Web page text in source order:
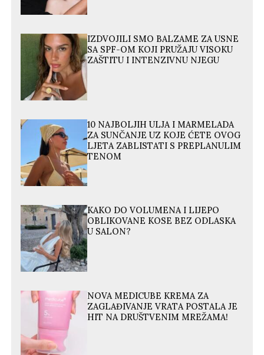
IZDVOJILI SMO BALZAME ZA USNE
SA SPF-OM KOJI PRUŽAJU VISOKU
ZAŠTITU I INTENZIVNU NJEGU
10 NAJBOLJIH ULJA I MARMELADA
ZA SUNČANJE UZ KOJE ĆETE OVOG
LJETA ZABLISTATI S PREPLANULIM
TENOM
KAKO DO VOLUMENA I LIJEPO
OBLIKOVANE KOSE BEZ ODLASKA
U SALON?
NOVA MEDICUBE KREMA ZA
ZAGLAĐIVANJE VRATA POSTALA JE
HIT NA DRUŠTVENIM MREŽAMA!